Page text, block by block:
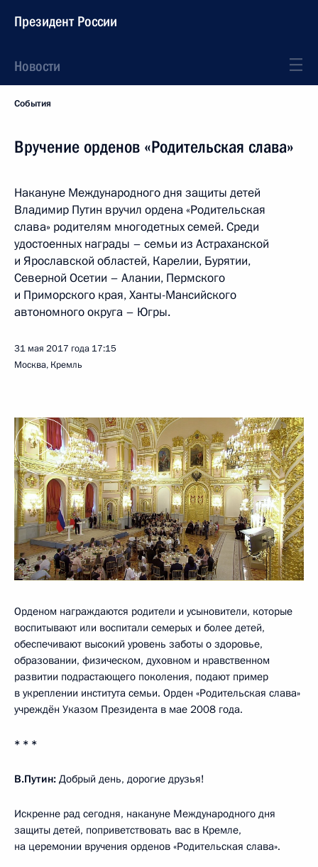
Президент России
Новости
События
Вручение орденов «Родительская слава»
Накануне Международного дня защиты детей
Владимир Путин вручил ордена «Родительская
слава» родителям многодетных семей. Среди
удостоенных награды – семьи из Астраханской
и Ярославской областей, Карелии, Бурятии,
Северной Осетии – Алании, Пермского
и Приморского края, Ханты-Мансийского
автономного округа – Югры.
31 мая 2017 года 17:15
Москва, Кремль
Орденом награждаются родители и усыновители, которые
воспитывают или воспитали семерых и более детей,
обеспечивают высокий уровень заботы о здоровье,
образовании, физическом, духовном и нравственном
развитии подрастающего поколения, подают пример
в укреплении института семьи. Орден «Родительская слава»
учреждён Указом Президента в мае 2008 года.
* * *
В.Путин: Добрый день, дорогие друзья!
Искренне рад сегодня, накануне Международного дня
защиты детей, поприветствовать вас в Кремле,
на церемонии вручения орденов «Родительская слава».